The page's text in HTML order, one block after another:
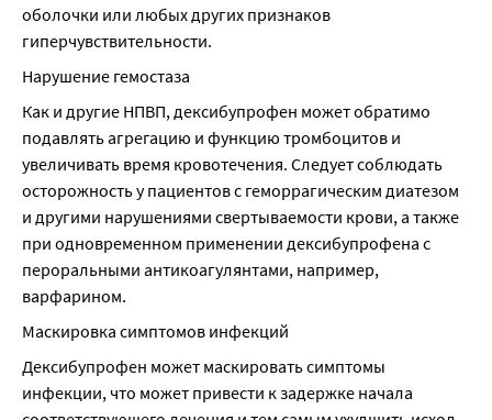
оболочки или любых других признаков
гиперчувствительности.
Нарушение гемостаза
Как и другие НПВП, дексибупрофен может обратимо
подавлять агрегацию и функцию тромбоцитов и
увеличивать время кровотечения. Следует соблюдать
осторожность у пациентов с геморрагическим диатезом
и другими нарушениями свертываемости крови, а также
при одновременном применении дексибупрофена с
пероральными антикоагулянтами, например,
варфарином.
Маскировка симптомов инфекций
Дексибупрофен может маскировать симптомы
инфекции, что может привести к задержке начала